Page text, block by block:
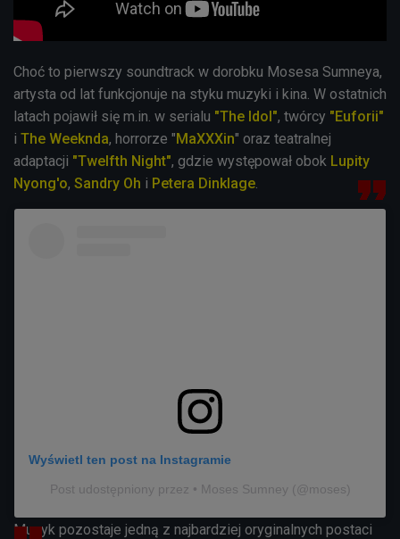
Choć to pierwszy soundtrack w dorobku Mosesa Sumneya,
artysta od lat funkcjonuje na styku muzyki i kina. W ostatnich
latach pojawił się m.in. w serialu "The Idol", twórcy "Euforii"
i The Weeknda, horrorze "MaXXXin" oraz teatralnej
adaptacji "Twelfth Night", gdzie występował obok Lupity
Nyong'o, Sandry Oh i Petera Dinklage.
Wyświetl ten post na Instagramie
Post udostępniony przez • Moses Sumney (@moses)
Muzyk pozostaje jedną z najbardziej oryginalnych postaci